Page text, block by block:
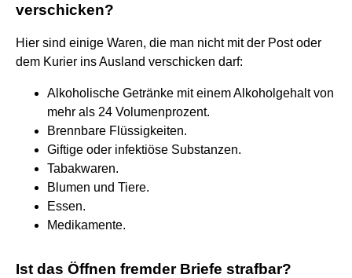
verschicken?
Hier sind einige Waren, die man nicht mit der Post oder
dem Kurier ins Ausland verschicken darf:
Alkoholische Getränke mit einem Alkoholgehalt von
mehr als 24 Volumenprozent.
Brennbare Flüssigkeiten.
Giftige oder infektiöse Substanzen.
Tabakwaren.
Blumen und Tiere.
Essen.
Medikamente.
Ist das Öffnen fremder Briefe strafbar?